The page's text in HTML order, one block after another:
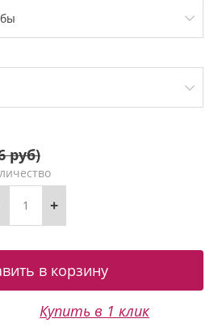
руб)
+
Купить в 1 клик